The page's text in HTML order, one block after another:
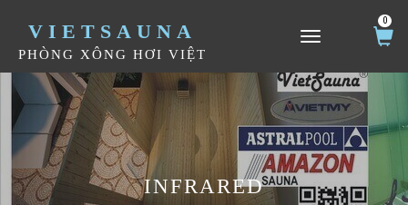
VIETSAUNA
PHÒNG XÔNG HƠI VIỆT
TOGGLE NAVIGATION
0
INFRARED